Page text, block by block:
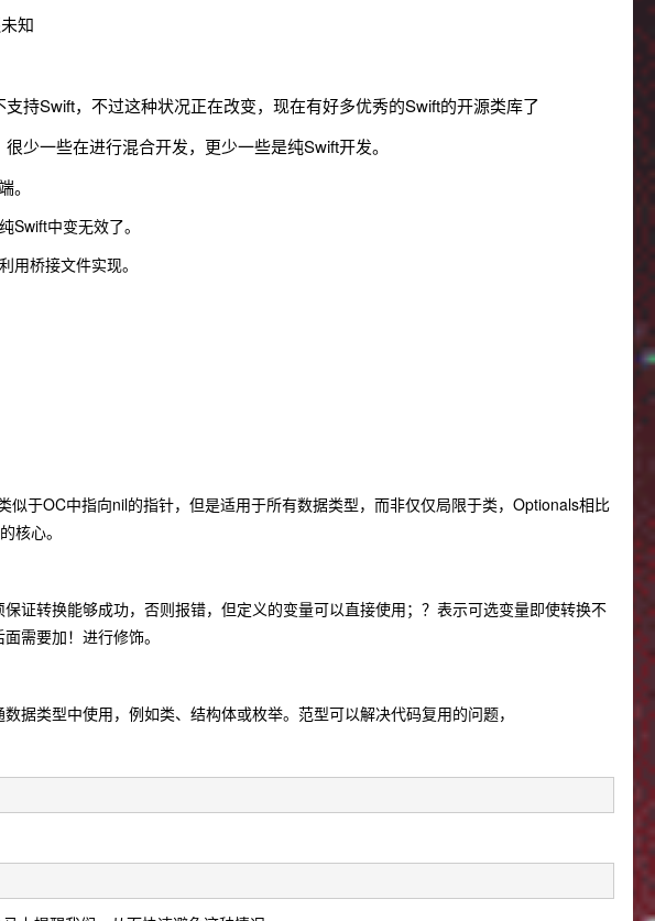
知
持Swift，不过这种状况正在改变，现在有好多优秀的Swift的开源类库了
少一些在进行混合开发，更少一些是纯Swift开发。
中变无效了。
用桥接文件实现。
于OC中指向nil的指针，但是适用于所有数据类型，而非仅仅局限于类，Optionals相比
核心。
证转换能够成功，否则报错，但定义的变量可以直接使用；？表示可选变量即使转换不
需要加！进行修饰。
据类型中使用，例如类、结构体或枚举。范型可以解决代码复用的问题，